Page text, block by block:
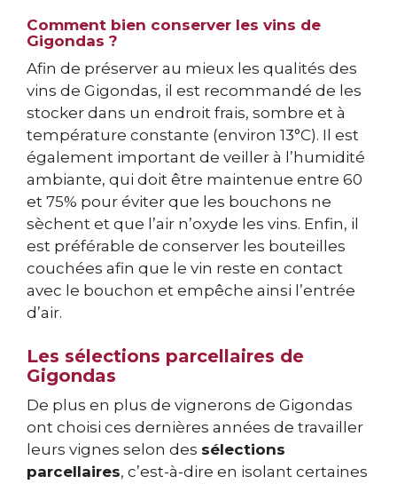
Comment bien conserver les vins de
Gigondas ?
Afin de préserver au mieux les qualités des
vins de Gigondas, il est recommandé de les
stocker dans un endroit frais, sombre et à
température constante (environ 13°C). Il est
également important de veiller à l’humidité
ambiante, qui doit être maintenue entre 60
et 75% pour éviter que les bouchons ne
sèchent et que l’air n’oxyde les vins. Enfin, il
est préférable de conserver les bouteilles
couchées afin que le vin reste en contact
avec le bouchon et empêche ainsi l’entrée
d’air.
Les sélections parcellaires de
Gigondas
De plus en plus de vignerons de Gigondas
ont choisi ces dernières années de travailler
leurs vignes selon des sélections
parcellaires, c’est-à-dire en isolant certaines